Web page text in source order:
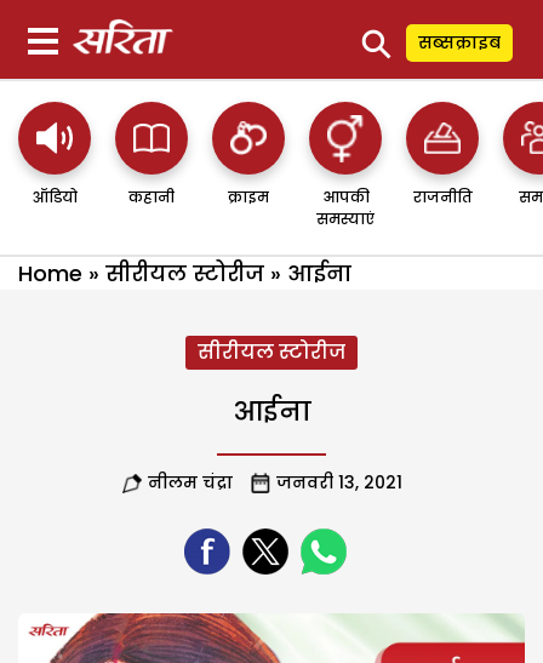
⚲ सब्सक्राइब
ऑडियो कहानी क्राइम
आपकी
समस्याएं
राजनीति
Home » सीरीयल स्टोरीज » आईना
सीरीयल स्टोरीज
आईना
नीलम चंद्रा जनवरी 13, 2021